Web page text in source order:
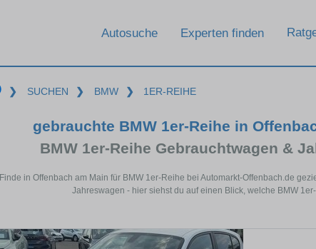
Autosuche Experten finden
❯ SUCHEN ❯ BMW ❯ 1ER-REIHE
gebrauchte BMW 1er-Reihe in
BMW 1er-Reihe Gebrauchtwagen &
Finde in Offenbach am Main für BMW 1er-Reihe bei Automarkt-Offenbach.de
Jahreswagen - hier siehst du auf einen Blick, welche BMW